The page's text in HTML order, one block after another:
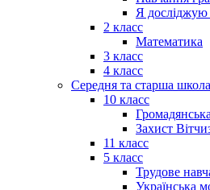
Я досліджую
2 класс
Математика
3 класс
4 класс
Середня та старша школа
10 класс
Захист
11 класс
5 класс
Трудове
Українська